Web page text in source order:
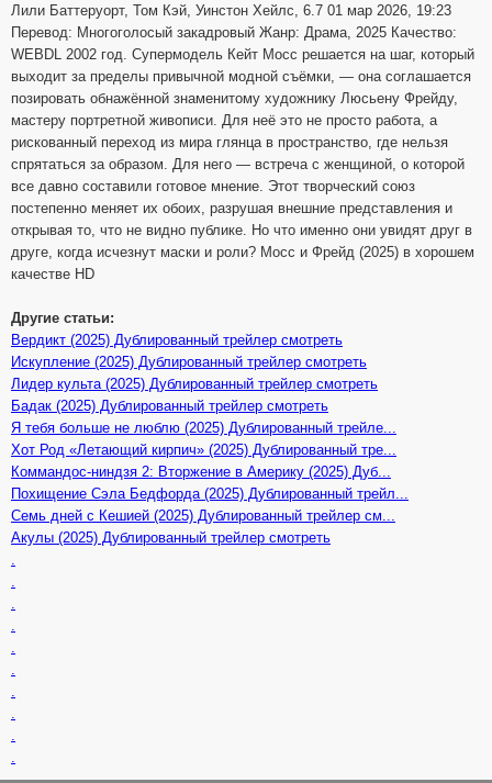
Лили Баттеруорт, Том Кэй, Уинстон Хейлс, 6.7 01 мар 2026, 19:23
Перевод: Многоголосый закадровый Жанр: Драма, 2025 Качество:
WEBDL 2002 год. Супермодель Кейт Мосс решается на шаг, который
выходит за пределы привычной модной съёмки, — она соглашается
позировать обнажённой знаменитому художнику Люсьену Фрейду,
мастеру портретной живописи. Для неё это не просто работа, а
рискованный переход из мира глянца в пространство, где нельзя
спрятаться за образом. Для него — встреча с женщиной, о которой
все давно составили готовое мнение. Этот творческий союз
постепенно меняет их обоих, разрушая внешние представления и
открывая то, что не видно публике. Но что именно они увидят друг в
друге, когда исчезнут маски и роли? Мосс и Фрейд (2025) в хорошем
качестве HD
Другие статьи:
Вердикт (2025) Дублированный трейлер смотреть
Искупление (2025) Дублированный трейлер смотреть
Лидер культа (2025) Дублированный трейлер смотреть
Бадак (2025) Дублированный трейлер смотреть
Я тебя больше не люблю (2025) Дублированный трейле...
Хот Род «Летающий кирпич» (2025) Дублированный тре...
Коммандос-ниндзя 2: Вторжение в Америку (2025) Дуб...
Похищение Сэла Бедфорда (2025) Дублированный трейл...
Семь дней с Кешией (2025) Дублированный трейлер см...
Акулы (2025) Дублированный трейлер смотреть